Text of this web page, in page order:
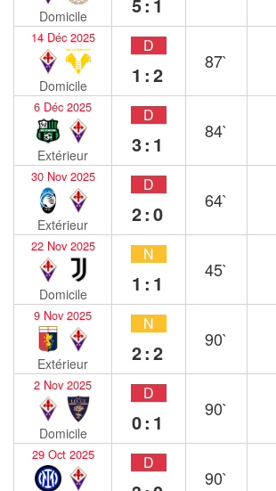
Domicile
14 Déc 2025
Domicile
D
1:2
87`
6 Déc 2025
Extérieur
D
3:1
84`
30 Nov 2025
Extérieur
D
2:0
64`
22 Nov 2025
Domicile
N
1:1
45`
9 Nov 2025
Extérieur
N
2:2
90`
2 Nov 2025
Domicile
D
0:1
90`
29 Oct 2025 D
90`